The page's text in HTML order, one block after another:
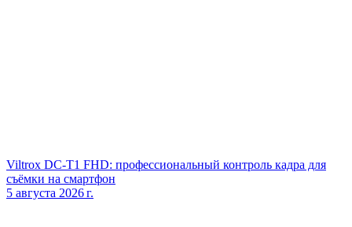
Viltrox DC‑T1 FHD: профессиональный контроль кадра для
съёмки на смартфон
5 августа 2026 г.